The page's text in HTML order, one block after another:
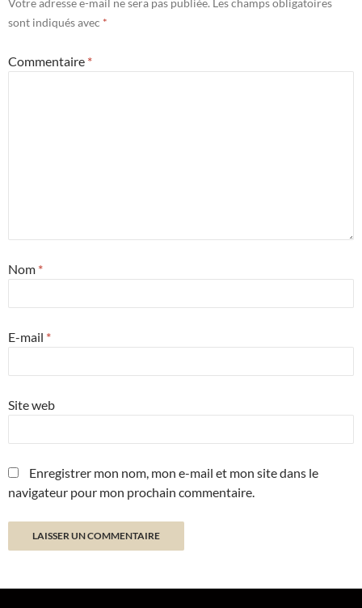
sont indiqués avec *
Commentaire *
Nom *
E-mail *
Site web
Enregistrer mon nom, mon e-mail et mon site dans le
navigateur pour mon prochain commentaire.